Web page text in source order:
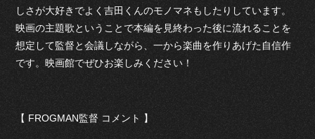
しさが大好きでよく吉田くんのモノマネもしたりしています。
映画の主題歌ということで本編を見終わった後に流れることを
想定して監督と会議しながら、一から楽曲を作りあげた自信作
です。映画館でぜひお楽しみください！
【 FROGMAN監督 コメント 】